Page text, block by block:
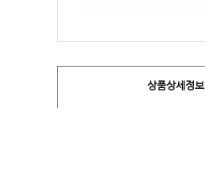
상품상세정보